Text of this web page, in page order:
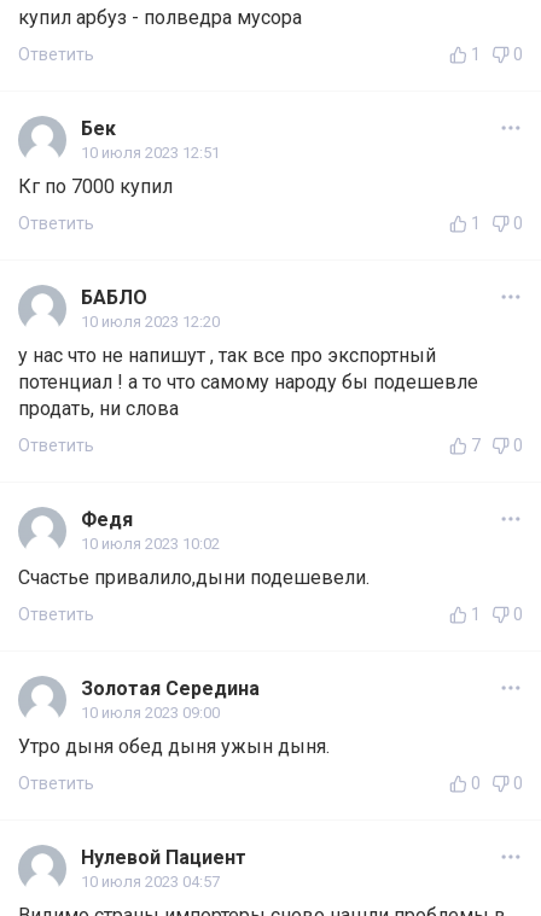
купил арбуз - полведра мусора
Ответить 1 0
Бек
10 июля 2023 12:51
Кг по 7000 купил
Ответить 1 0
БАБЛО
10 июля 2023 12:20
у нас что не напишут , так все про экспортный
потенциал ! а то что самому народу бы подешевле
продать, ни слова
Ответить 7 0
Федя
10 июля 2023 10:02
Счастье привалило,дыни подешевели.
Ответить 1 0
Золотая Середина
10 июля 2023 09:00
Утро дыня обед дыня ужын дыня.
Ответить 0 0
Нулевой Пациент
10 июля 2023 04:57